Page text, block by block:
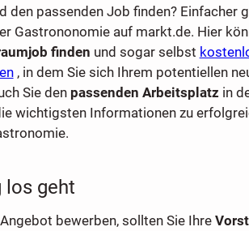
den passenden Job finden? Einfacher
Gastrononomie auf markt.de. Hier
finden und sogar selbst
, in dem Sie sich Ihrem potentiellen
Sie den passenden Arbeitsplatz in
wichtigsten Informationen zu
los geht
bewerben, sollten Sie Ihre